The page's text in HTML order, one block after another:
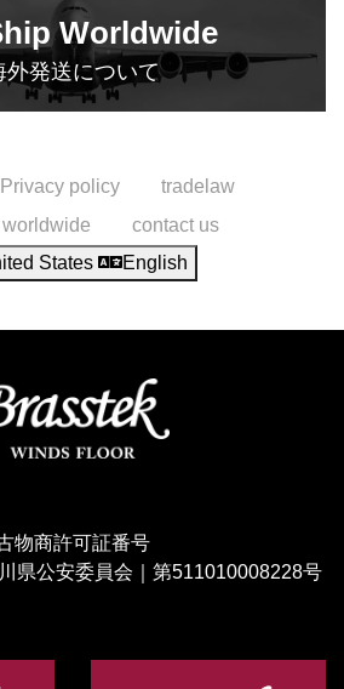
Worldwide
外発送について
Privacy policy
tradelaw
contact us
States
English
物商許可証番号
県公安委員会｜第511010008228号